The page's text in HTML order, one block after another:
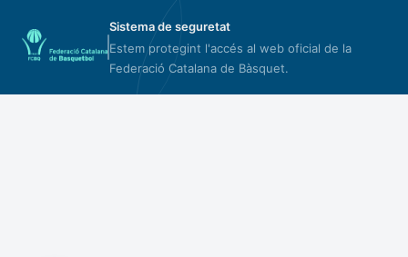
Sistema de seguretat
Estem protegint l'accés al web oficial de la
Federació Catalana de Bàsquet.